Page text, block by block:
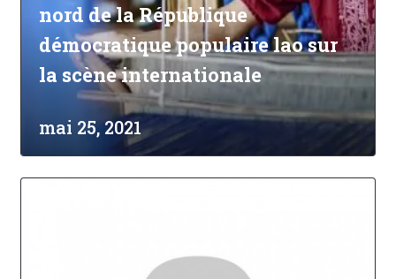
nord de la République
démocratique populaire lao sur
la scène internationale
mai 25, 2021